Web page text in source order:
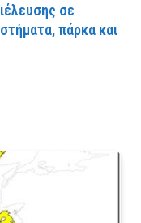
σε
πάρκα και